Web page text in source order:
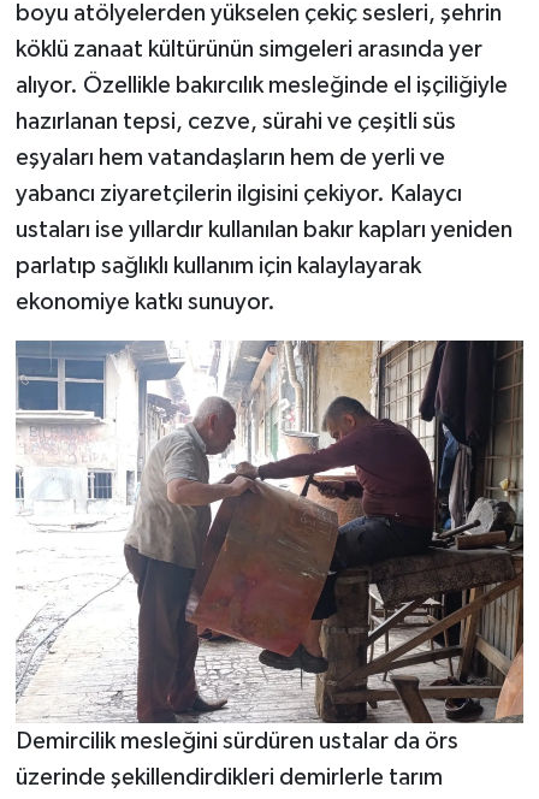
boyu atölyelerden yükselen çekiç sesleri, şehrin
köklü zanaat kültürünün simgeleri arasında yer
alıyor. Özellikle bakırcılık mesleğinde el işçiliğiyle
hazırlanan tepsi, cezve, sürahi ve çeşitli süs
eşyaları hem vatandaşların hem de yerli ve
yabancı ziyaretçilerin ilgisini çekiyor. Kalaycı
ustaları ise yıllardır kullanılan bakır kapları yeniden
parlatıp sağlıklı kullanım için kalaylayarak
ekonomiye katkı sunuyor.
Demircilik mesleğini sürdüren ustalar da örs
üzerinde şekillendirdikleri demirlerle tarım